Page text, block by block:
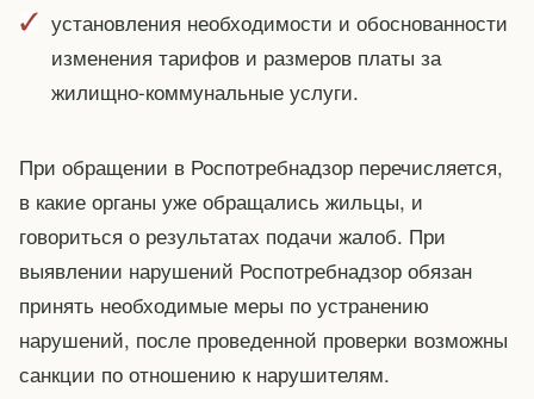
установления необходимости и обоснованности
изменения тарифов и размеров платы за
жилищно-коммунальные услуги.
При обращении в Роспотребнадзор перечисляется,
в какие органы уже обращались жильцы, и
говориться о результатах подачи жалоб. При
выявлении нарушений Роспотребнадзор обязан
принять необходимые меры по устранению
нарушений, после проведенной проверки возможны
санкции по отношению к нарушителям.